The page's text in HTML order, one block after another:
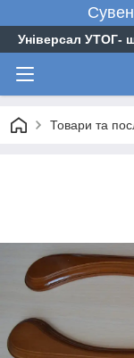
Універсал УТОГ-
Товари та